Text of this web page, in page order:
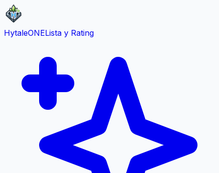
HytaleONELista y Rating